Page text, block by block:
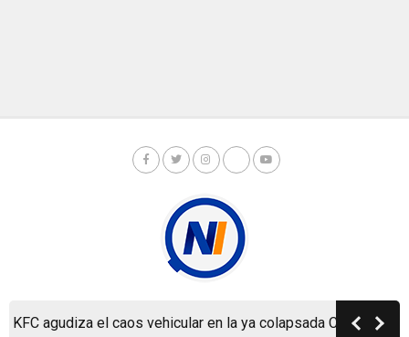
agudiza el caos vehicular en la ya colapsada Carretera a